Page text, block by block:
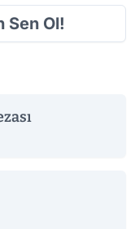
Sen Ol!